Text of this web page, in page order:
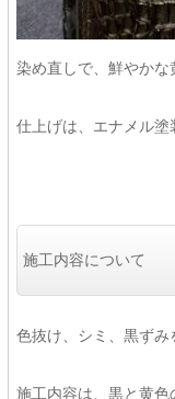
染め直しで、鮮やかな
仕上げは、エナメル塗
施工内容について
色抜け、シミ、黒ずみ
施工内容は、黒と黄色